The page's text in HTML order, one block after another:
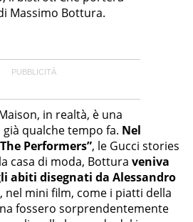
Massimo Bottura.
in realtà, è una
qualche tempo fa. Nel
Performers”, le Gucci stories
casa di moda, Bottura veniva
abiti disegnati da Alessandro
nel mini film, come i piatti della
fossero sorprendentemente